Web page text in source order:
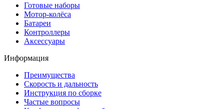
Готовые наборы
Мотор-колёса
Батареи
Контроллеры
Аксессуары
Информация
Преимущества
Скорость и дальность
Инструкция по сборке
Частые вопросы